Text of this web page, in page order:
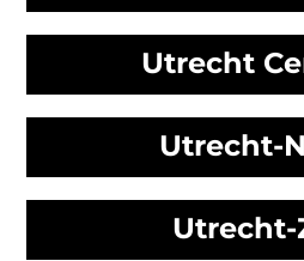
Utrecht
Utrecht-
Utrecht-